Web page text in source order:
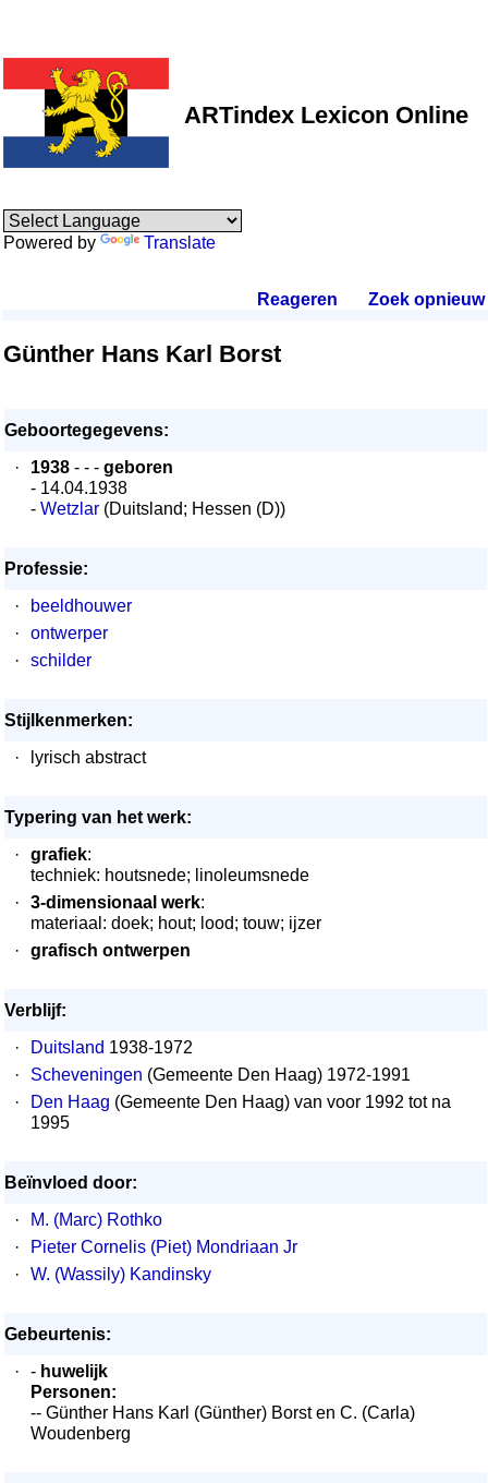
ARTindex Lexicon Online
Powered by Translate
Reageren Zoek opnieuw.
Günther Hans Karl Borst
Geboortegegevens:
·
1938 - - - geboren
- 14.04.1938
- Wetzlar (Duitsland; Hessen (D))
Professie:
·
beeldhouwer
·
ontwerper
·
schilder
Stijlkenmerken:
·
lyrisch abstract
Typering van het werk:
·
grafiek:
techniek: houtsnede; linoleumsnede
·
3-dimensionaal werk:
materiaal: doek; hout; lood; touw; ijzer
·
grafisch ontwerpen
Verblijf:
·
Duitsland 1938-1972
·
Scheveningen (Gemeente Den Haag) 1972-1991
·
Den Haag (Gemeente Den Haag) van voor 1992 tot na
1995
Beïnvloed door:
·
M. (Marc) Rothko
·
Pieter Cornelis (Piet) Mondriaan Jr
·
W. (Wassily) Kandinsky
Gebeurtenis:
·
- huwelijk
Personen:
-- Günther Hans Karl (Günther) Borst en C. (Carla)
Woudenberg